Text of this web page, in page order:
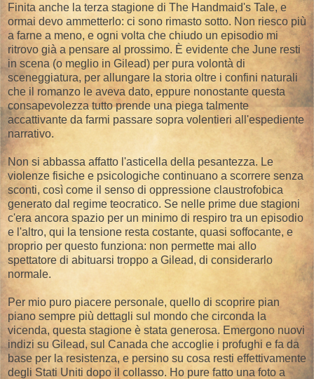
Finita anche la terza stagione di The Handmaid's Tale, e
ormai devo ammetterlo: ci sono rimasto sotto. Non riesco più
a farne a meno, e ogni volta che chiudo un episodio mi
ritrovo già a pensare al prossimo. È evidente che June resti
in scena (o meglio in Gilead) per pura volontà di
sceneggiatura, per allungare la storia oltre i confini naturali
che il romanzo le aveva dato, eppure nonostante questa
consapevolezza tutto prende una piega talmente
accattivante da farmi passare sopra volentieri all'espediente
narrativo.
Non si abbassa affatto l'asticella della pesantezza. Le
violenze fisiche e psicologiche continuano a scorrere senza
sconti, così come il senso di oppressione claustrofobica
generato dal regime teocratico. Se nelle prime due stagioni
c'era ancora spazio per un minimo di respiro tra un episodio
e l'altro, qui la tensione resta costante, quasi soffocante, e
proprio per questo funziona: non permette mai allo
spettatore di abituarsi troppo a Gilead, di considerarlo
normale.
Per mio puro piacere personale, quello di scoprire pian
piano sempre più dettagli sul mondo che circonda la
vicenda, questa stagione è stata generosa. Emergono nuovi
indizi su Gilead, sul Canada che accoglie i profughi e fa da
base per la resistenza, e persino su cosa resti effettivamente
degli Stati Uniti dopo il collasso. Ho pure fatto una foto a